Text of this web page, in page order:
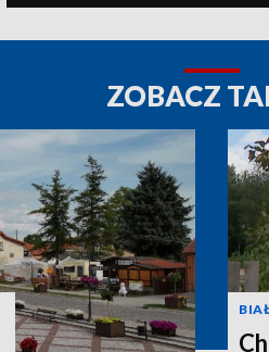
ZOBACZ